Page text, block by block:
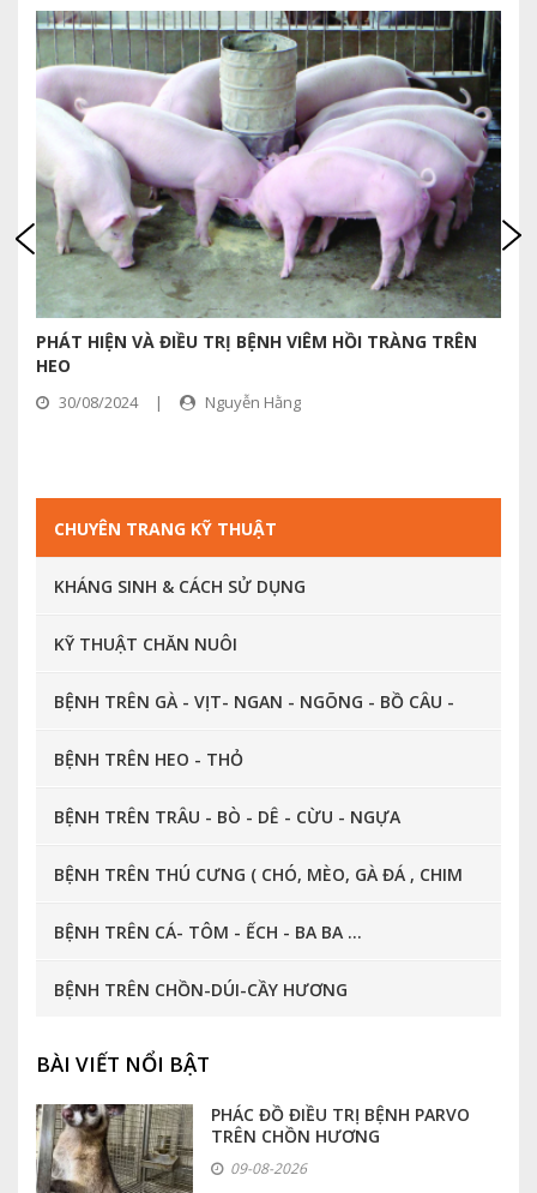
PHÁT HIỆN VÀ ĐIỀU TRỊ BỆNH VIÊM HỒI TRÀNG TRÊN
HEO
30/08/2024 | Nguyễn Hằng
CHUYÊN TRANG KỸ THUẬT
KHÁNG SINH & CÁCH SỬ DỤNG
KỸ THUẬT CHĂN NUÔI
BỆNH TRÊN GÀ - VỊT- NGAN - NGÕNG - BỒ CÂU -
CHIM CÚT ...
BỆNH TRÊN HEO - THỎ
BỆNH TRÊN TRÂU - BÒ - DÊ - CỪU - NGỰA
BỆNH TRÊN THÚ CƯNG ( CHÓ, MÈO, GÀ ĐÁ , CHIM
CẢNH, CÁ CẢNH ... )
BỆNH TRÊN CÁ- TÔM - ẾCH - BA BA ...
BỆNH TRÊN CHỒN-DÚI-CẦY HƯƠNG
BÀI VIẾT NỔI BẬT
PHÁC ĐỒ ĐIỀU TRỊ BỆNH PARVO
TRÊN CHỒN HƯƠNG
09-08-2026